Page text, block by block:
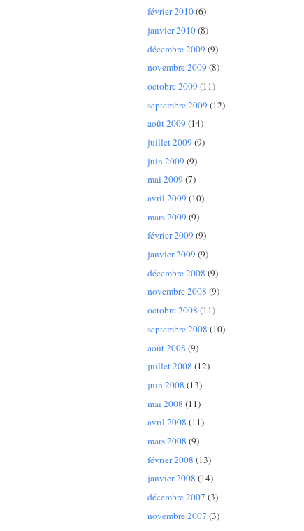
février 2010(6)
janvier 2010(8)
décembre 2009 (9)
novembre 2009 (8)
octobre 2009 (11)
septembre 2009 (12)
août 2009 (14)
juillet 2009 (9)
juin 2009 (9)
mai 2009 (7)
avril 2009 (10)
mars 2009 (9)
février 2009 (9)
janvier 2009 (9)
décembre 2008 (9)
novembre 2008 (9)
octobre 2008 (11)
septembre 2008 (10)
août 2008 (9)
juillet 2008 (12)
juin 2008 (13)
mai 2008 (11)
avril 2008 (11)
mars 2008 (9)
février 2008 (13)
janvier 2008 (14)
décembre 2007 (3)
novembre 2007 (3)